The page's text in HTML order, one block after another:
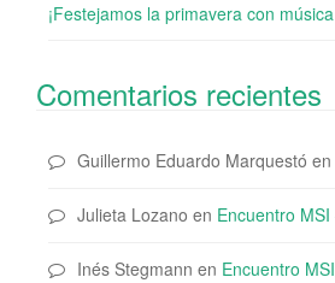
¡Festejamos la primavera con
Comentarios recientes
Guillermo Eduardo Marquestó en
Julieta Lozano en Encuentro MSI
Inés Stegmann en Encuentro